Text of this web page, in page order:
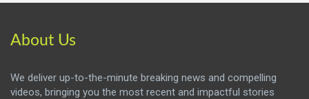
About Us
We deliver up-to-the-minute breaking news and compelling
videos, bringing you the most recent and impactful stories